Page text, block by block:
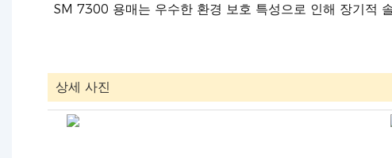
SM 7300 용매는 우수한 환경 보호 특성으로 인해 장기적
상세 사진